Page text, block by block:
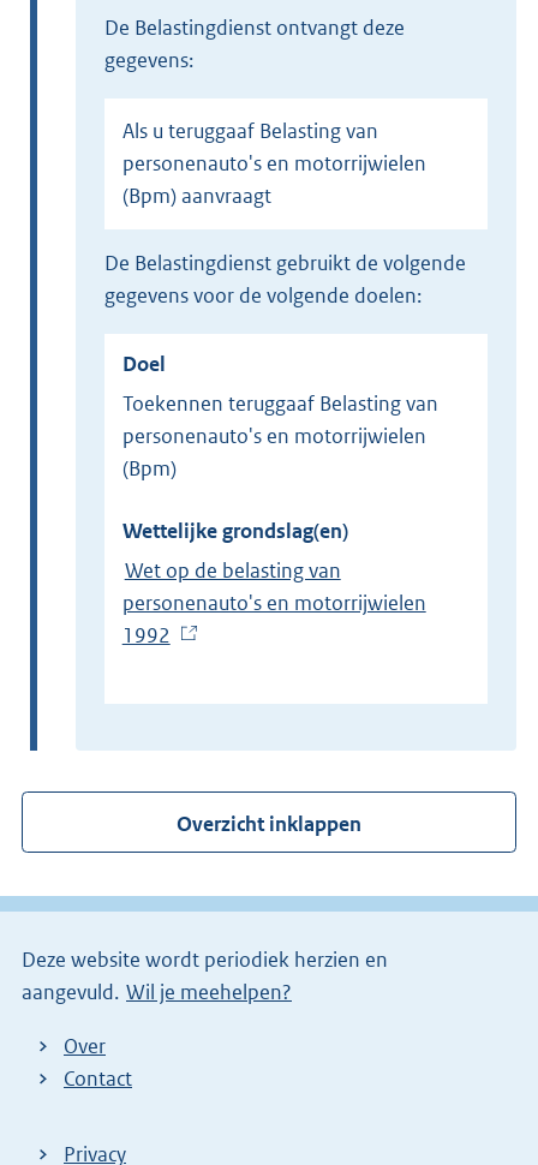
de Belastingdienst ontvangt deze
gegevens:
Als u teruggaaf Belasting van
personenauto's en motorrijwielen
(Bpm) aanvraagt
de Belastingdienst gebruikt de volgende
gegevens voor de volgende doelen:
Doel
Toekennen teruggaaf Belasting van
personenauto's en motorrijwielen
(Bpm)
Wettelijke grondslag(en)
Wet op de belasting van
personenauto's en motorrijwielen
1992
x
r
n
l
n
k
Overzicht inklappen
Deze website wordt periodiek herzien en
aangevuld. Wil je meehelpen?
Over
Contact
Privacy